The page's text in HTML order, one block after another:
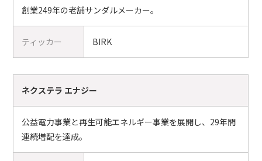
創業249年の老舗サンダルメーカー。
ティッカー BIRK
ネクステラ エナジー
公益電力事業と再生可能エネルギー事業を展開し、29年間
連続増配を達成。